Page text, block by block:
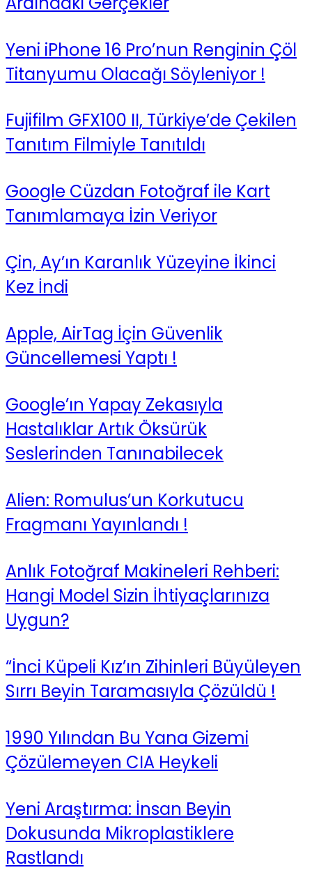
Yeni iPhone 16 Pro’nun Renginin Çöl
Titanyumu Olacağı Söyleniyor !
Fujifilm GFX100 II, Türkiye’de Çekilen
Tanıtım Filmiyle Tanıtıldı
Google Cüzdan Fotoğraf ile Kart
Tanımlamaya İzin Veriyor
Çin, Ay’ın Karanlık Yüzeyine İkinci
Kez İndi
Apple, AirTag İçin Güvenlik
Güncellemesi Yaptı !
Google’ın Yapay Zekasıyla
Hastalıklar Artık Öksürük
Seslerinden Tanınabilecek
Alien: Romulus’un Korkutucu
Fragmanı Yayınlandı !
Anlık Fotoğraf Makineleri Rehberi:
Hangi Model Sizin İhtiyaçlarınıza
Uygun?
“İnci Küpeli Kız’ın Zihinleri Büyüleyen
Sırrı Beyin Taramasıyla Çözüldü !
1990 Yılından Bu Yana Gizemi
Çözülemeyen CIA Heykeli
Yeni Araştırma: İnsan Beyin
Dokusunda Mikroplastiklere
Rastlandı